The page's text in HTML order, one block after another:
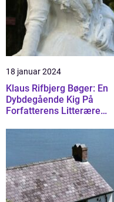
18 januar 2024
Klaus Rifbjerg Bøger: En
Dybdegående Kig På
Forfatterens Litterære